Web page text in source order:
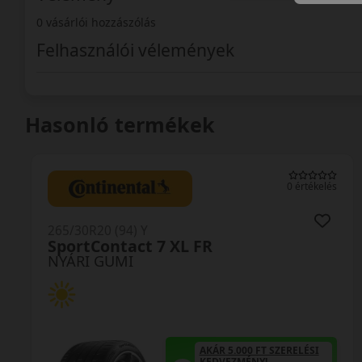
0 vásárlói hozzászólás
Felhasználói vélemények
Hasonló termékek
0 értékelés
NYÁRI GUMI
SP Sport Maxx GT XL RO1